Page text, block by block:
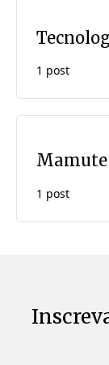
1 post
1 post